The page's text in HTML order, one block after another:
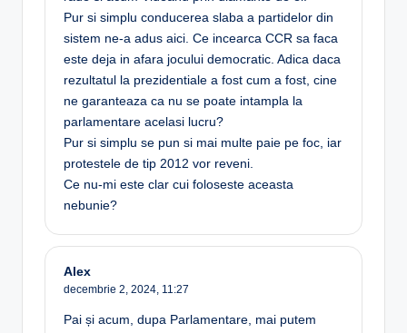
Pur si simplu conducerea slaba a partidelor din
sistem ne-a adus aici. Ce incearca CCR sa faca
este deja in afara jocului democratic. Adica daca
rezultatul la prezidentiale a fost cum a fost, cine
ne garanteaza ca nu se poate intampla la
parlamentare acelasi lucru?
Pur si simplu se pun si mai multe paie pe foc, iar
protestele de tip 2012 vor reveni.
Ce nu-mi este clar cui foloseste aceasta
nebunie?
Alex
decembrie 2, 2024, 11:27
Pai și acum, dupa Parlamentare, mai putem